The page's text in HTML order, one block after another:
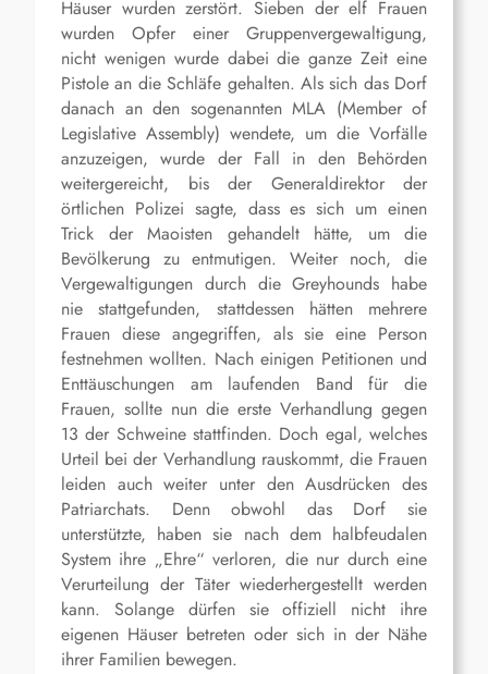
Häuser wurden zerstört. Sieben der elf Frauen
wurden Opfer einer Gruppenvergewaltigung,
nicht wenigen wurde dabei die ganze Zeit eine
Pistole an die Schläfe gehalten. Als sich das Dorf
danach an den sogenannten MLA (Member of
Legislative Assembly) wendete, um die Vorfälle
anzuzeigen, wurde der Fall in den Behörden
weitergereicht, bis der Generaldirektor der
örtlichen Polizei sagte, dass es sich um einen
Trick der Maoisten gehandelt hätte, um die
Bevölkerung zu entmutigen. Weiter noch, die
Vergewaltigungen durch die Greyhounds habe
nie stattgefunden, stattdessen hätten mehrere
Frauen diese angegriffen, als sie eine Person
festnehmen wollten. Nach einigen Petitionen und
Enttäuschungen am laufenden Band für die
Frauen, sollte nun die erste Verhandlung gegen
13 der Schweine stattfinden. Doch egal, welches
Urteil bei der Verhandlung rauskommt, die Frauen
leiden auch weiter unter den Ausdrücken des
Patriarchats. Denn obwohl das Dorf sie
unterstützte, haben sie nach dem halbfeudalen
System ihre „Ehre“ verloren, die nur durch eine
Verurteilung der Täter wiederhergestellt werden
kann. Solange dürfen sie offiziell nicht ihre
eigenen Häuser betreten oder sich in der Nähe
ihrer Familien bewegen.